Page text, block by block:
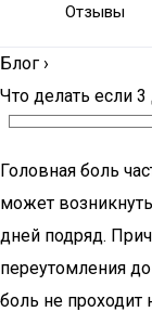
Отзывы
Блог ›
Что делать если
Головная боль
может
дней подряд.
переутомления
боль не проходит